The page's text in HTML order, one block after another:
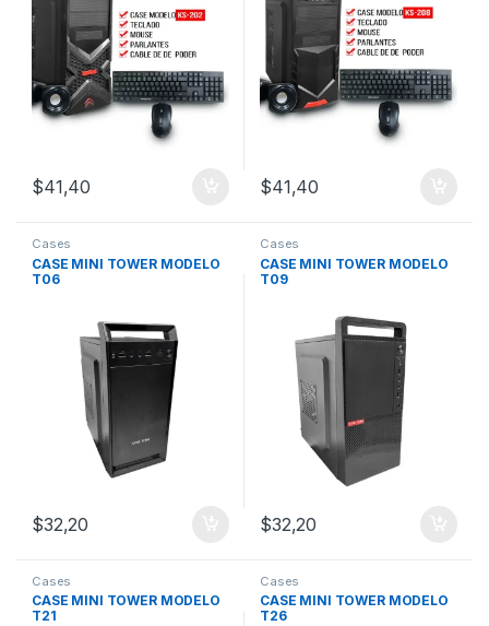
$41,40 $41,40
Cases
CASE MINI TOWER MODELO
T06
$32,20
Cases
CASE MINI TOWER MODELO
T09
$32,20
Cases
CASE MINI TOWER MODELO
T21
Cases
CASE MINI TOWER MODELO
T26